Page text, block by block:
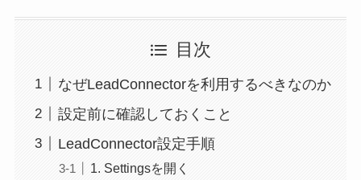
目次
なぜLeadConnectorを利用するべきなのか
設定前に確認しておくこと
LeadConnector設定手順
1. Settingsを開く